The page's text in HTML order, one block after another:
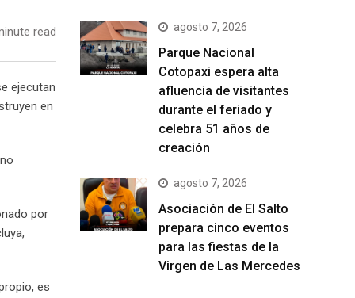
read
ejecutan
en
por
es
agosto 7, 2026
Parque Nacional
Cotopaxi espera alta
afluencia de visitantes
durante el feriado y
celebra 51 años de
creación
agosto 7, 2026
Asociación de El Salto
prepara cinco eventos
para las fiestas de la
Virgen de Las Mercedes